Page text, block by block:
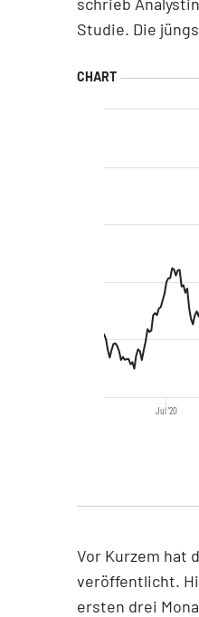
Studie. Die
Jul '20
Vor Kurzem hat
veröffentlicht.
ersten drei